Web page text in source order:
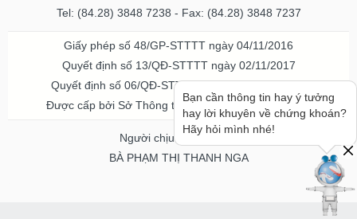
Tel: (84.28) 3848 7238 - Fax: (84.28) 3848 7237
Giấy phép số 48/GP-STTTT ngày 04/11/2016
Quyết định số 13/QĐ-STTTT ngày 02/11/2017
Quyết định số 06/QĐ-STTTT-ICP ngày 20/07/2023
Được cấp bởi Sở Thông tin và Truyền thông TPHCM
Người chịu trách nhiệm
BÀ PHẠM THỊ THANH NGA
Bạn cần thông tin hay ý tưởng
hay lời khuyên về chứng khoán?
Hãy hỏi mình nhé!